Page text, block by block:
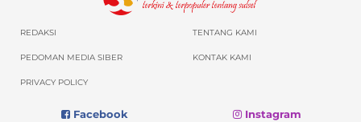
REDAKSI TENTANG KAMI
PEDOMAN MEDIA SIBER KONTAK KAMI
PRIVACY POLICY
Facebook
Instagram